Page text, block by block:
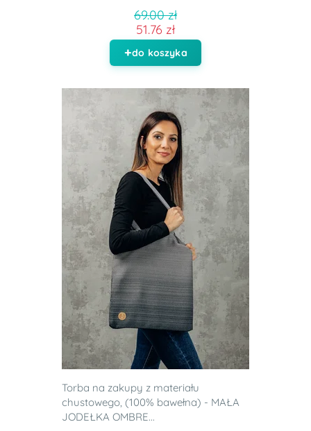
69.00 zł
51.76 zł
do koszyka
Torba na zakupy z materiału
chustowego, (100% bawełna) - MAŁA
JODEŁKA OMBRE...